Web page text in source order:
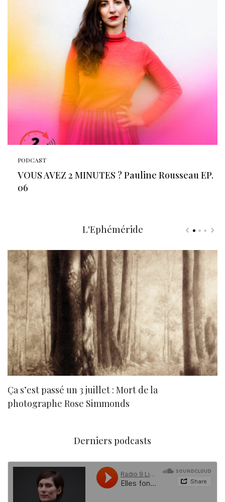
PODCAST
VOUS AVEZ 2 MINUTES ? Pauline Rousseau EP.
06
L'Ephéméride
Ça s’est passé un 3 juillet : Mort de la
photographe Rose Simmonds
Derniers podcasts